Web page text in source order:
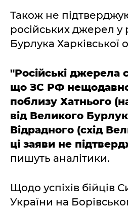
Також не
російських джерел у
Бурлука Харківської
"Російські джерела
що ЗС РФ
поблизу Хатнього
від Великого
Відрадного (схід
ці заяви не
пишуть аналітики.
Щодо успіхів бійців
України на